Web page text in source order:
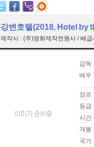
강변호텔(2018, Hotel by
제작사 : (주)영화제작전원사 / 배
감독
배우
장르
등급
시간
개봉
국가